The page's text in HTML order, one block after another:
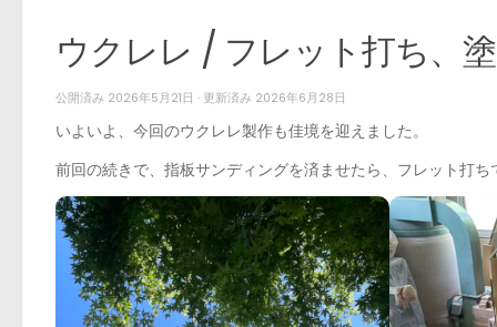
ウクレレ / フレット打ち、
公開済み 2026年5月21日 · 更新済み 2026年6月28日
いよいよ、今回のウクレレ製作も佳境を迎えました。
前回の続きで、指板サンディングを済ませたら、フレット打ち